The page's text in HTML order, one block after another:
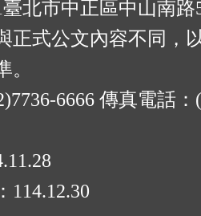
臺北市中正區中山南
正式公文內容不同，
6666 傳真電話：
114.12.30